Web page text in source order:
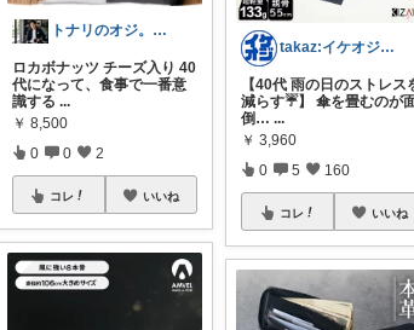
トナリのオジ。 40代からのイケオジ計画
ロカボナッツ チーズ入り 40
代になって、食事で一番意
識する ...
￥ 8,500
0 0 2
コレ いいね
takaz:イケオジをめざすサラリーマン
【40代 雨の日のストレス
減らす☔】 傘を畳むのが
倒…...
￥ 3,960
0 5 160
コレ いいね